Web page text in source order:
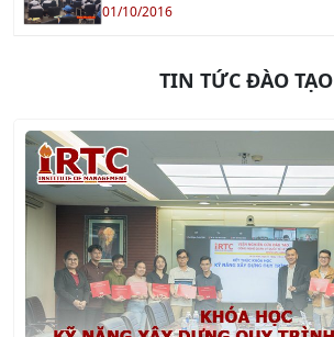
01/10/2016
TIN TỨC ĐÀO TẠO